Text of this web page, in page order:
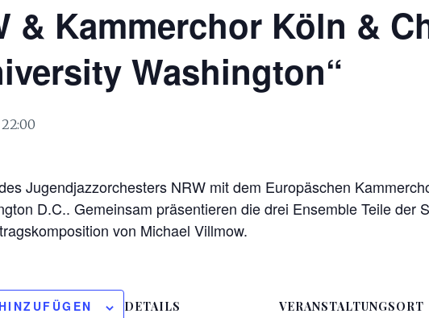
& Kammerchor Köln &
Washington“
22:00
Jugendjazzorchesters NRW mit dem Europäschen
D.C.. Gemeinsam präsentieren die drei Ensemble Teile der
von Michael Villmow.
DETAILS VERANSTALTUNGSORT